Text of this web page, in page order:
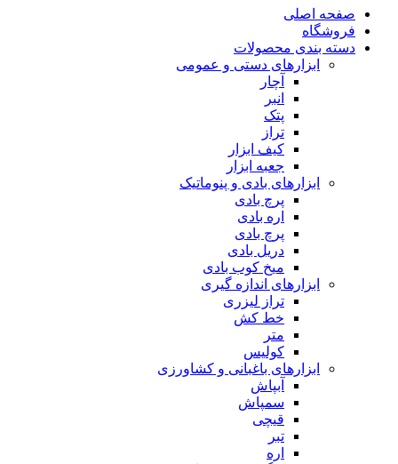
صفحه اصلی
فروشگاه
دسته بندی محصولات
ابزارهای دستی و عمومی
آچار
انبر
پتک
تراز
کیف ابزار
جعبه ابزار
ابزارهای بادی و پنوماتیک
پرچ بادی
اره بادی
پرچ بادی
دریل بادی
میخ کوب بادی
ابزارهای اندازه گیری
تراز لیزری
خط کش
متر
کولیس
ابزارهای باغبانی و کشاورزی
آبپاش
سمپاش
قیچی
تبر
اره